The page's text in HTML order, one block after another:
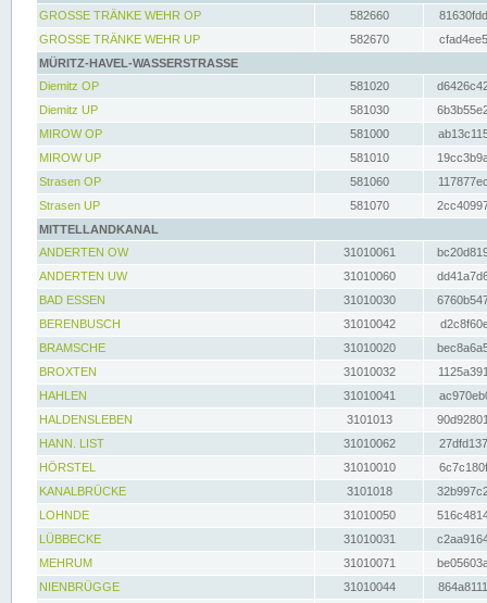
GROSSE TRÄNKE WEHR OP
582660
GROSSE TRÄNKE WEHR UP
582670
MÜRITZ-HAVEL-WASSERSTRASSE
Diemitz OP
581020
Diemitz UP
581030
MIROW OP
581000
MIROW UP
581010
Strasen OP
581060
Strasen UP
581070
MITTELLANDKANAL
ANDERTEN OW
31010061
ANDERTEN UW
31010060
BAD ESSEN
31010030
BERENBUSCH
31010042
BRAMSCHE
31010020
BROXTEN
31010032
HAHLEN
31010041
HALDENSLEBEN
3101013
HANN. LIST
31010062
HÖRSTEL
31010010
KANALBRÜCKE
3101018
LOHNDE
31010050
LÜBBECKE
31010031
MEHRUM
31010071
NIENBRÜGGE
31010044